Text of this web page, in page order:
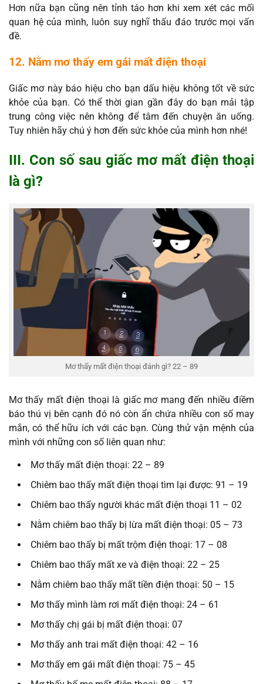
Hơn nữa bạn cũng nên tỉnh táo hơn khi xem xét các mối
quan hệ của mình, luôn suy nghĩ thấu đáo trước mọi vấn
đề.
12. Nằm mơ thấy em gái mất điện thoại
Giấc mơ này báo hiệu cho bạn dấu hiệu không tốt về sức
khỏe của bạn. Có thể thời gian gần đây do bạn mải tập
trung công việc nên không để tâm đến chuyện ăn uống.
Tuy nhiên hãy chú ý hơn đến sức khỏe của mình hơn nhé!
III. Con số sau giấc mơ mất điện thoại
là gì?
Mơ thấy mất điện thoại đánh gì? 22 – 89
Mơ thấy mất điện thoại là giấc mơ mang đến nhiều điềm
báo thú vị bên cạnh đó nó còn ẩn chứa nhiều con số may
mắn, có thể hữu ích với các bạn. Cùng thử vận mệnh của
mình với những con số liên quan như:
Mơ thấy mất điện thoại: 22 – 89
Chiêm bao thấy mất điện thoại tìm lại được: 91 – 19
Chiêm bao thấy người khác mất điện thoại 11 – 02
Nằm chiêm bao thấy bị lừa mất điện thoại: 05 – 73
Chiêm bao thấy bị mất trộm điện thoại: 17 – 08
Chiêm bao thấy mất xe và điện thoại: 22 – 25
Nằm chiêm bao thấy mất tiền điện thoại: 50 – 15
Mơ thấy mình làm rơi mất điện thoại: 24 – 61
Mơ thấy chị gái bị mất điện thoại: 07
Mơ thấy anh trai mất điện thoại: 42 – 16
Mơ thấy em gái mất điện thoại: 75 – 45